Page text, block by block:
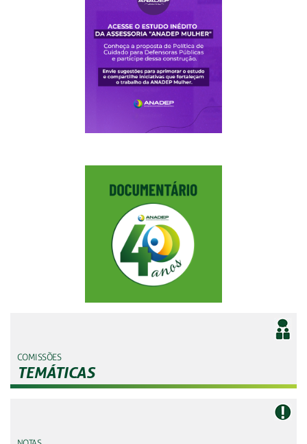
COMISSÕES
TEMÁTICAS